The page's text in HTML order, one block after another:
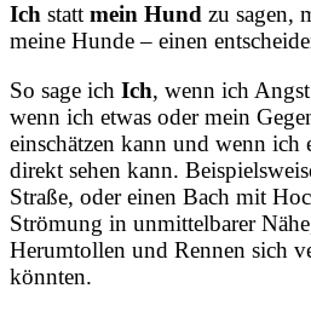
Ich statt mein Hund zu sagen,
meine Hunde – einen
So sage ich Ich, wenn ich
wenn ich etwas oder mein
einschätzen kann und wenn ich
direkt sehen kann.
Straße, oder einen Bach mit
Strömung in unmittelbarer
Herumtollen und Rennen sich
könnten.